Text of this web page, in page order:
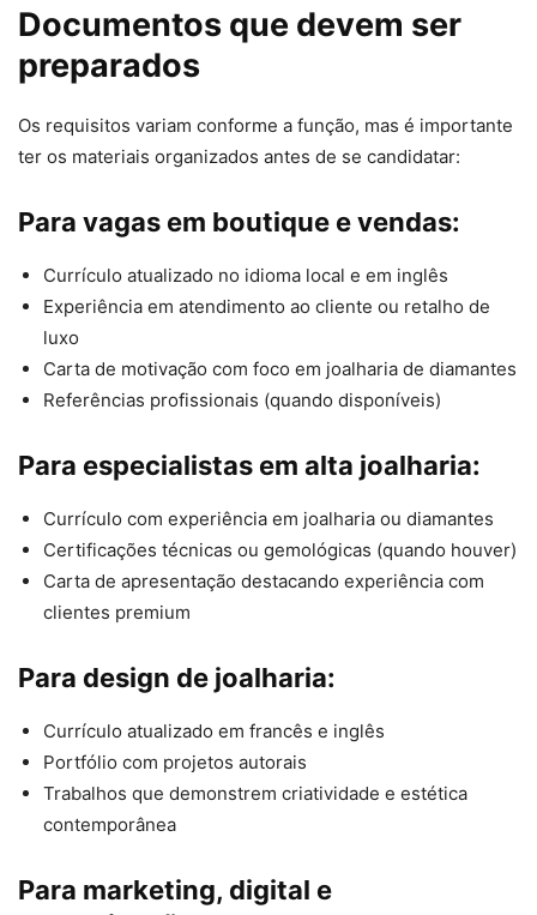
Documentos que devem ser
preparados
Os requisitos variam conforme a função, mas é importante
ter os materiais organizados antes de se candidatar:
Para vagas em boutique e vendas:
Currículo atualizado no idioma local e em inglês
Experiência em atendimento ao cliente ou retalho de
luxo
Carta de motivação com foco em joalharia de diamantes
Referências profissionais (quando disponíveis)
Para especialistas em alta joalharia:
Currículo com experiência em joalharia ou diamantes
Certificações técnicas ou gemológicas (quando houver)
Carta de apresentação destacando experiência com
clientes premium
Para design de joalharia:
Currículo atualizado em francês e inglês
Portfólio com projetos autorais
Trabalhos que demonstrem criatividade e estética
contemporânea
Para marketing, digital e